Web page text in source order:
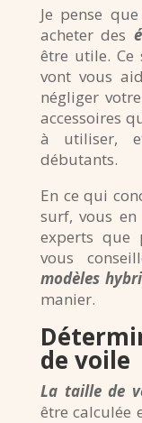
Je pense
acheter des
être utile. Ce
vont vous
négliger
accessoires
à utiliser,
débutants.
En ce qui
surf, vous
experts que
vous
modèles
manier.
de voile
La taille de
être calculée